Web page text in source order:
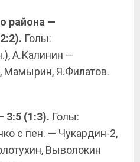
района —
Голы:
А.Калинин —
Мамырин, Я.Филатов.
3:5 (1:3). Голы:
с пен. — Чукардин-2,
Выволокин